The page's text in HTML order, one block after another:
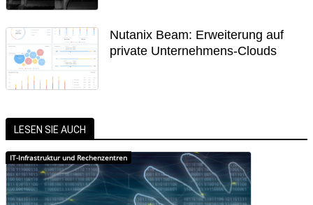
Nutanix Beam: Erweiterung auf
private Unternehmens-Clouds
LESEN SIE AUCH
IT-Infrastruktur und Rechenzentren